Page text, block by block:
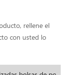
rellene el
con usted lo